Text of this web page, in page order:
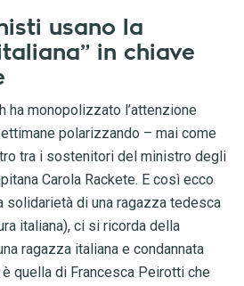
usano la
in chiave
ha monopolizzato l’attenzione
polarizzando – mai come
tra i sostenitori del ministro degli
Carola Rackete. E così ecco
solidarietà di una ragazza tedesca
italiana), ci si ricorda della
ragazza italiana e condannata
quella di Francesca Peirotti che